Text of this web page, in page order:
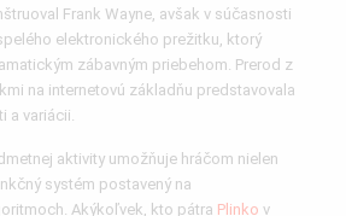
Frank Wayne, avšak v súčasnosti
elektronického prežitku, ktorý
zábavným priebehom. Prerod z
na internetovú základňu predstavovala
a variácii.
aktivity umožňuje hráčom nielen
systém postavený na
Akýkoľvek, kto pátra Plinko v